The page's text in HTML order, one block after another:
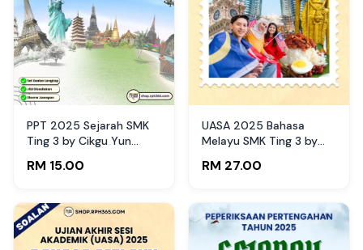
PPT 2025 Sejarah SMK
Ting 3 by Cikgu Yun
RM 15.00
UASA 2025 Bahasa
Melayu SMK Ting 3 by
RM 27.00